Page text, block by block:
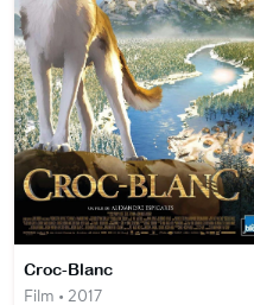
Croc-Blanc
Film • 2017